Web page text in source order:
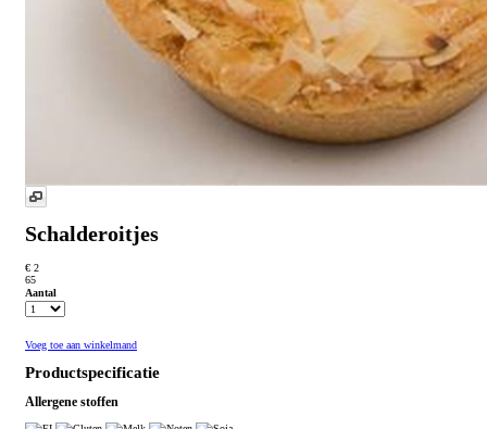
Schalderoitjes
€ 2
65
Aantal
Voeg toe aan winkelmand
Productspecificatie
Allergene stoffen